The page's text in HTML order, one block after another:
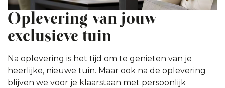
Oplevering van jouw
exclusieve tuin
Na oplevering is het tijd om te genieten van je
heerlijke, nieuwe tuin. Maar ook na de oplevering
blijven we voor je klaarstaan met persoonlijk